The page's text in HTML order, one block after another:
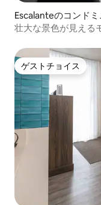
Escalanteのコンドミ
壮大な景色が見える
ゲストチョイス
ゲストチョイス